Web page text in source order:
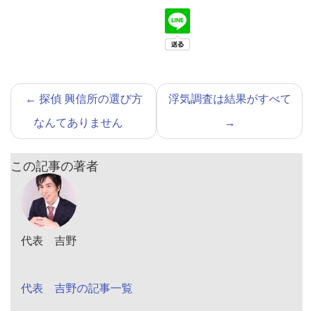
← 探偵 興信所の選び方
なんてありません
浮気調査は結果がすべて
→
この記事の著者
代表 吉野
代表 吉野の記事一覧